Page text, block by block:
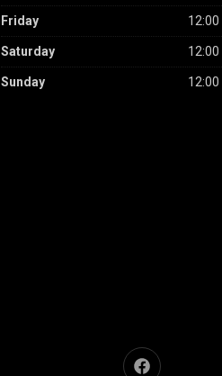
Friday 12:00
Saturday 12:00
Sunday 12:00